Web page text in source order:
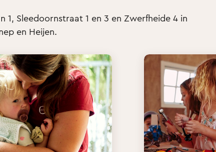
1, Sleedoornstraat 1 en 3 en Zwerfheide 4 in
en Heijen.